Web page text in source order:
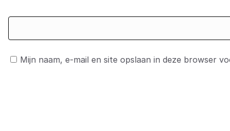
Mijn naam, e-mail en site opslaan in deze browser